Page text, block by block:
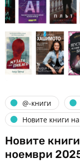
@-книги
Новите книги
Новите
ноември